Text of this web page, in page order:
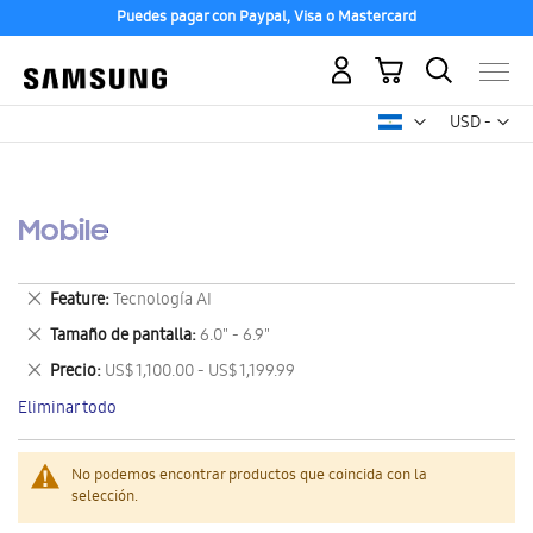
Puedes pagar con Paypal, Visa o Mastercard
USD -
dólar
Mi carrito
Mobile
No podemos encontrar productos que coincida con la
selección.
Feature Tecnología AI
Eliminar
este
artículo
Tamaño de pantalla 6.0" - 6.9"
Eliminar
este
artículo
Precio US$ 1,100.00 - US$ 1,199.99
Eliminar
este
artículo
Eliminar todo